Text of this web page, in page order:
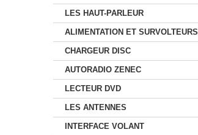
LES HAUT-PARLEUR
ALIMENTATION ET SURVOLTEURS
CHARGEUR DISC
AUTORADIO ZENEC
LECTEUR DVD
LES ANTENNES
INTERFACE VOLANT